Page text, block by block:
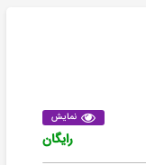
نمایش
رایگان